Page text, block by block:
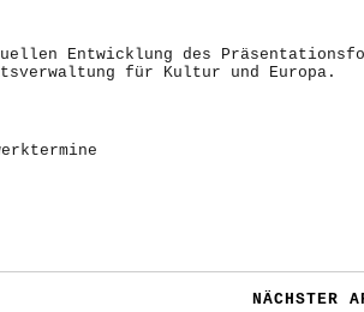
Entwicklung des
für Kultur und Europa.
NÄCHSTER